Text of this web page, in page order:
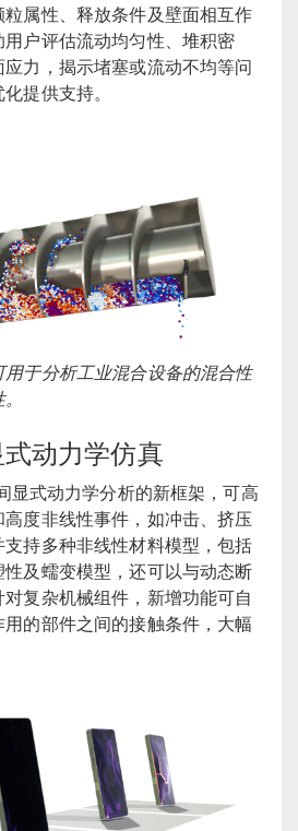
属性、释放条件及壁面相互作
户评估流动均匀性、堆积密
力，揭示堵塞或流动不均等问
提供支持。
用于分析工业混合设备的混合性
动力学仿真
显式动力学分析的新框架，可高
度非线性事件，如冲击、挤压
持多种非线性材料模型，包括
及蠕变模型，还可以与动态断
复杂机械组件，新增功能可自
的部件之间的接触条件，大幅